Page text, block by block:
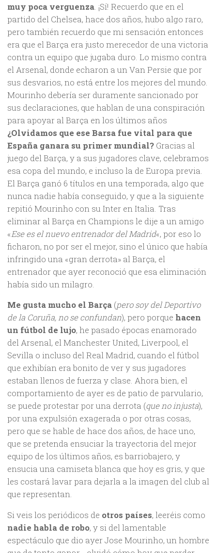
muy poca verguenza. ¡Sí! Recuerdo que en el
partido del Chelsea, hace dos años, hubo algo raro,
pero también recuerdo que mi sensación entonces
era que el Barça era justo merecedor de una victoria
contra un equipo que jugaba duro. Lo mismo contra
el Arsenal, donde echaron a un Van Persie que por
sus desvarios, no está entre los mejores del mundo.
Mourinho debería ser duramente sancionado por
sus declaraciones, que hablan de una conspiración
para apoyar al Barça en los últimos años
¿Olvidamos que ese Barsa fue vital para que
España ganara su primer mundial? Gracias al
juego del Barça, y a sus jugadores clave, celebramos
esa copa del mundo, e incluso la de Europa previa.
El Barça ganó 6 títulos en una temporada, algo que
nunca nadie había conseguido, y que a la siguiente
repitió Mourinho con su Inter en Italia. Tras
eliminar al Barça en Champions le dije a un amigo
«Ese es el nuevo entrenador del Madrid«, por eso lo
ficharon, no por ser el mejor, sino el único que había
infringido una «gran derrota» al Barça, el
entrenador que ayer reconoció que esa eliminación
había sido un milagro.
Me gusta mucho el Barça (pero soy del Deportivo
de la Coruña, no se confundan), pero porque hacen
un fútbol de lujo, he pasado épocas enamorado
del Arsenal, el Manchester United, Liverpool, el
Sevilla o incluso del Real Madrid, cuando el fútbol
que exhibían era bonito de ver y sus jugadores
estaban llenos de fuerza y clase. Ahora bien, el
comportamiento de ayer es de patio de parvulario,
se puede protestar por una derrota (que no injusta),
por una expulsión exagerada o por otras cosas,
pero que se hable de hace dos años, de hace uno,
que se pretenda ensuciar la trayectoria del mejor
equipo de los últimos años, es barriobajero, y
ensucia una camiseta blanca que hoy es gris, y que
les costará lavar para dejarla a la imagen del club al
que representan.
Si veis los periódicos de otros países, leeréis como
nadie habla de robo, y si del lamentable
espectáculo que dio ayer Jose Mourinho, un hombre